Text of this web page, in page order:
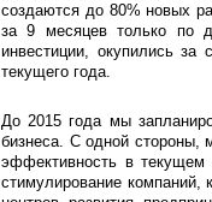
создаются до 80% новых
за 9 месяцев только по
инвестиции, окупились
текущего года.
До 2015 года мы
бизнеса. С одной стороны,
эффективность в текущем
стимулирование компаний,